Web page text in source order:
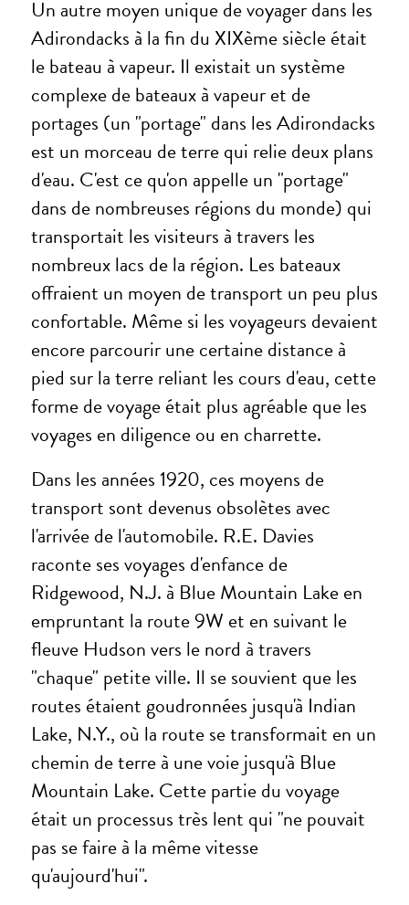
Un autre moyen unique de voyager dans les
Adirondacks à la fin du XIXème siècle était
le bateau à vapeur. Il existait un système
complexe de bateaux à vapeur et de
portages (un "portage" dans les Adirondacks
est un morceau de terre qui relie deux plans
d'eau. C'est ce qu'on appelle un "portage"
dans de nombreuses régions du monde) qui
transportait les visiteurs à travers les
nombreux lacs de la région. Les bateaux
offraient un moyen de transport un peu plus
confortable. Même si les voyageurs devaient
encore parcourir une certaine distance à
pied sur la terre reliant les cours d'eau, cette
forme de voyage était plus agréable que les
voyages en diligence ou en charrette.
Dans les années 1920, ces moyens de
transport sont devenus obsolètes avec
l'arrivée de l'automobile. R.E. Davies
raconte ses voyages d'enfance de
Ridgewood, N.J. à Blue Mountain Lake en
empruntant la route 9W et en suivant le
fleuve Hudson vers le nord à travers
"chaque" petite ville. Il se souvient que les
routes étaient goudronnées jusqu'à Indian
Lake, N.Y., où la route se transformait en un
chemin de terre à une voie jusqu'à Blue
Mountain Lake. Cette partie du voyage
était un processus très lent qui "ne pouvait
pas se faire à la même vitesse
qu'aujourd'hui".